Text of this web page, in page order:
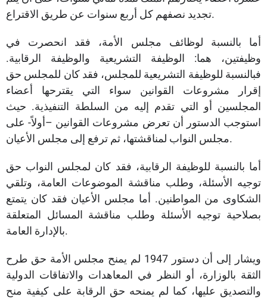
تجديد نصفهم كل أربع سنوات عن طريق الاقتراع.
أما بالنسبة لوظائف مجلس الأمة، فقد انحصرت في
وظيفتين، هما: الوظيفة التشريعية والوظيفة الرقابية.
فبالنسبة للوظيفة التشريعية للمجلس، فقد كان للمجلس حق
إقرار مشروعات القوانين سواء التي يقترحها أعضاء
المجلسين أو التي تقدم إليه من السلطة التنفيذية. حيث
استوجب الدستور أن تعرض مشروعات القوانين –أولاً- على
مجلس النواب لمناقشتها، ثم ترفع إلى مجلس الأعيان.
أما بالنسبة للوظيفة الرقابية، فقد كان لمجلس النواب حق
توجيه الأسئلة، وطلب مناقشة الموضوعات العامة، وتلقي
الشكاوى من المواطنين. أما مجلس الأعيان فقد كان يتمتع
بصلاحية توجيه الأسئلة وطلب مناقشة المسائل المتعلقة
بالإدارة العامة.
ويشار إلى أن دستور 1947 لم يمنح مجلس الأمة حق طرح
الثقة بالوزارة، أو النظر في المعاهدات والاتفاقات الدولية
والتصديق عليها، كما لم يمنحه حق الرقابة على كيفية منح